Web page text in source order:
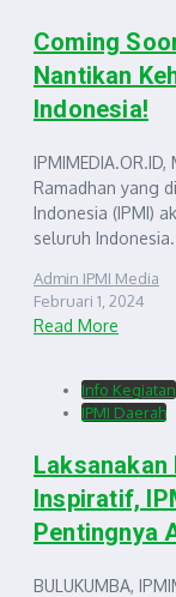
Coming
Nantikan
Indonesia!
Ramadhan yang
Indonesia (IPMI)
seluruh
Admin IPMI Media
Februari 1, 2024
Read More
Info Kegiatan
IPMI Daerah
Laksanakan
Inspiratif,
Pentingnya
BULUKUMBA,